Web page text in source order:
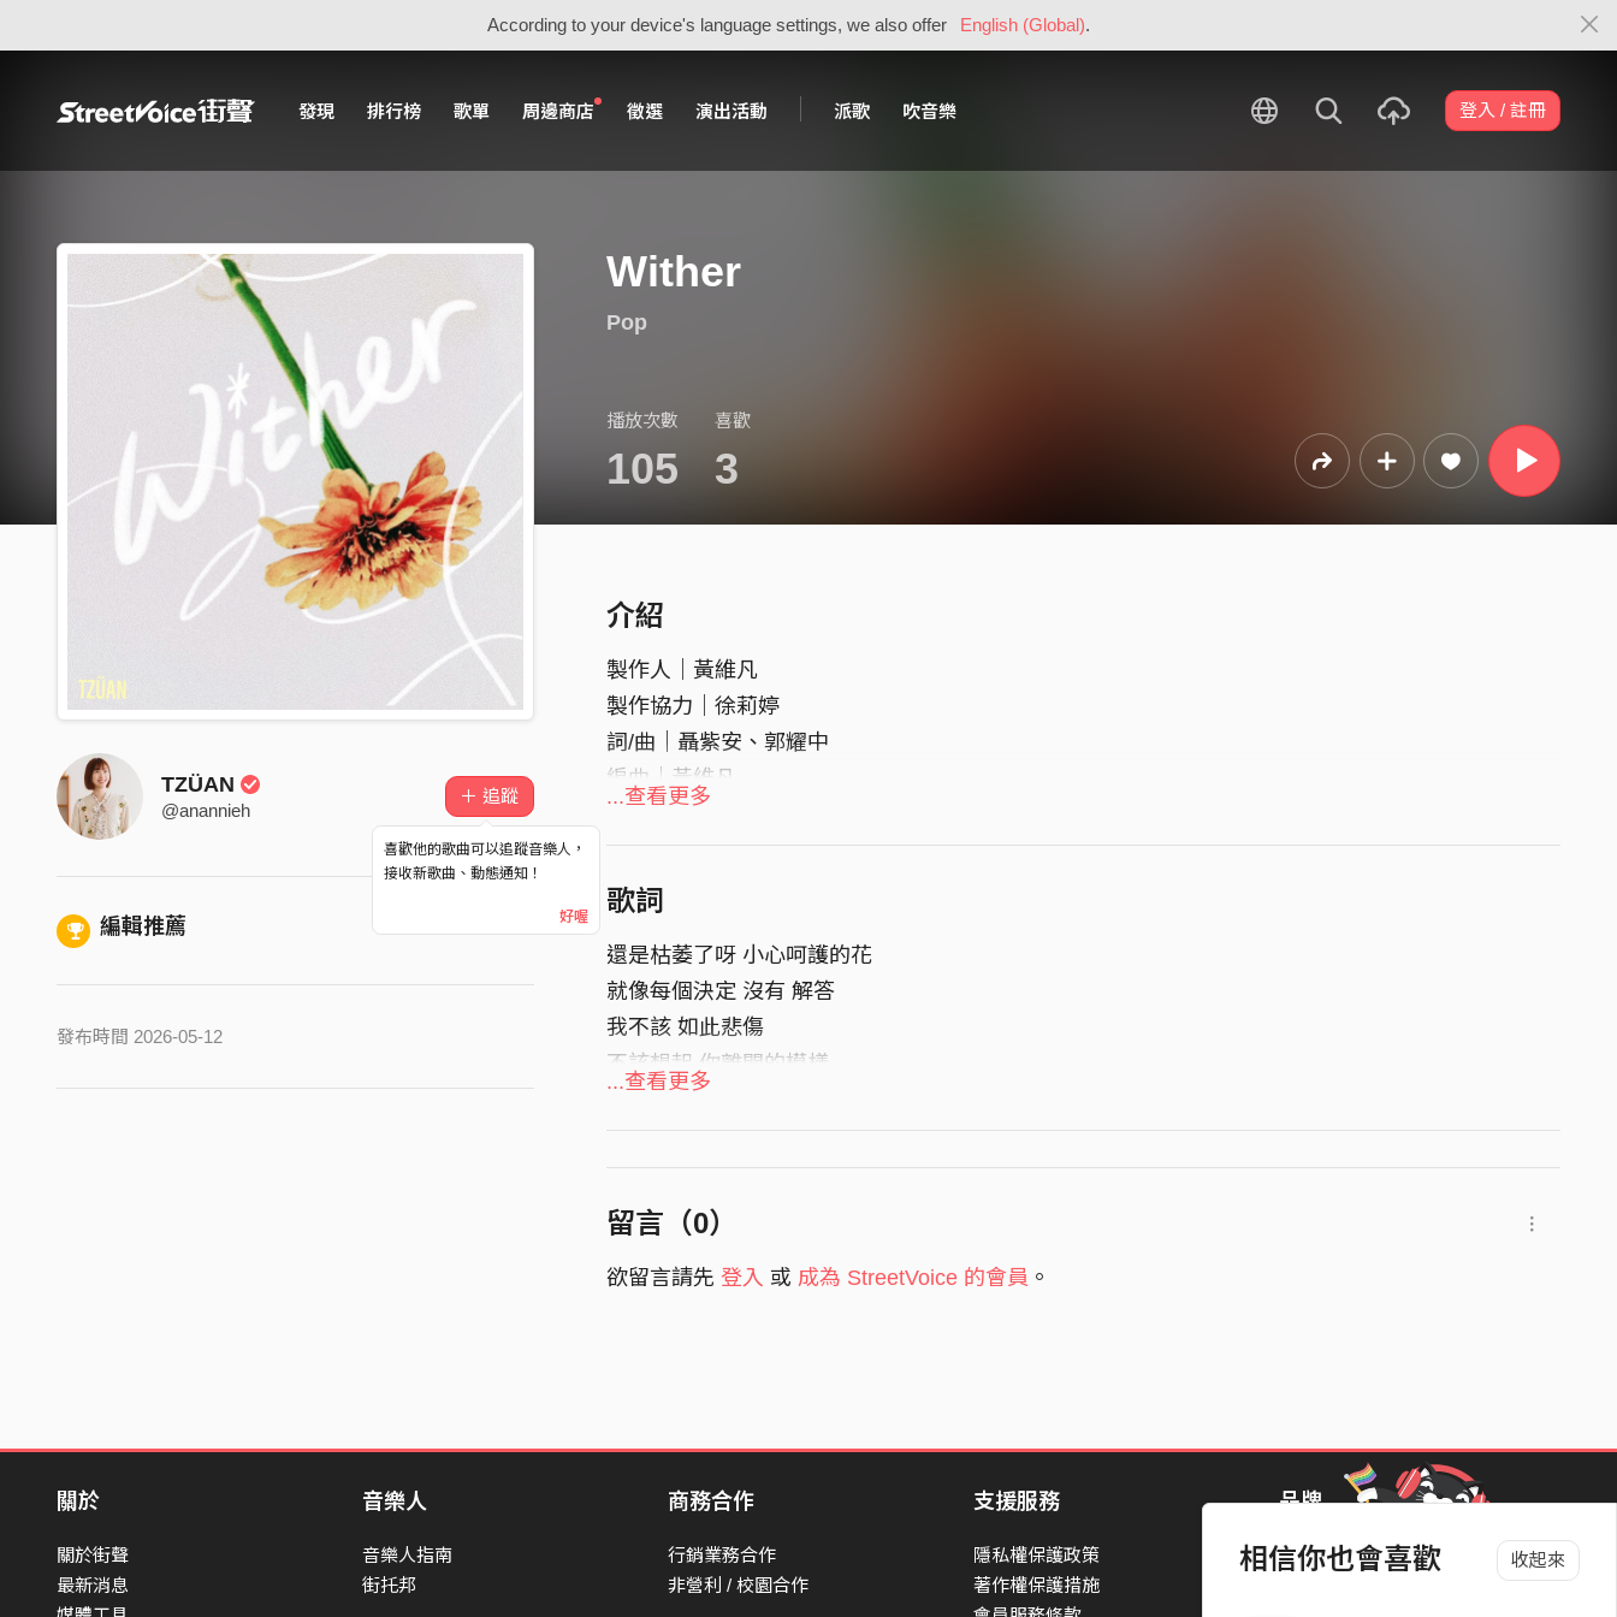
According to your device's language settings, we also offer English (Global).
發現 排行榜 歌單 周邊商店 徵選 演出活動 派歌 吹音樂 登入 / 註冊
相信你也會喜歡 收起來
Wither
Pop
播放次數
105
喜歡
3
TZÜAN
@anannieh
＋ 追蹤
喜歡他的歌曲可以追蹤音樂人，
接收新歌曲、動態通知！
好喔
編輯推薦
發布時間 2026-05-12
介紹
製作人｜黃維凡
製作協力｜徐莉婷
詞/曲｜聶紫安、郭耀中
編曲｜黃維凡
和聲編寫｜徐莉婷
混音師｜莊鈞智
母帶後期處理｜莊鈞智
...查看更多
歌詞
還是枯萎了呀 小心呵護的花
就像每個決定 沒有 解答
我不該 如此悲傷
不該想起 你離開的模樣
不該讓自己又 想起他
在屬於你的日子 將它安葬
歌曲重複播放 雨還在下
我不該 說那樣的話
不該讓自己又 想起他
...查看更多
留言（0）
欲留言請先 登入 或 成為 StreetVoice 的會員 。
關於
關於街聲
最新消息
音樂人
音樂人指南
街托邦
商務合作
行銷業務合作
非營利 / 校園合作
支援服務
隱私權保護政策
著作權保護措施
品牌
StreetVoice Awards 街聲音樂獎